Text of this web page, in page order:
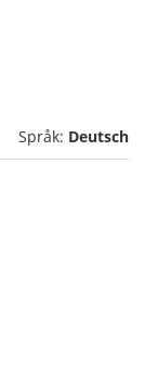
Språk: Deutsch